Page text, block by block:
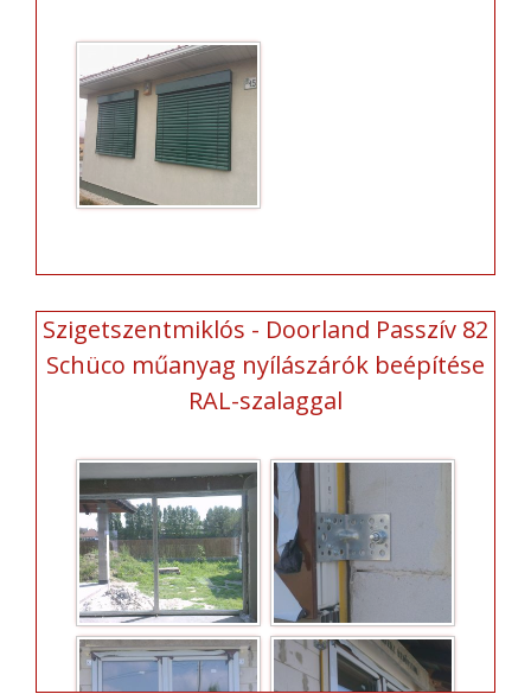
Szigetszentmiklós - Doorland Passzív 82
Schüco műanyag nyílászárók beépítése
RAL-szalaggal